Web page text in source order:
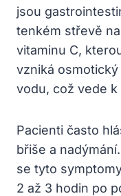
jsou
tenkém střevě
vitaminu C,
vzniká
vodu, což vede
Pacienti často
břiše a
se tyto
2 až 3 hodin po